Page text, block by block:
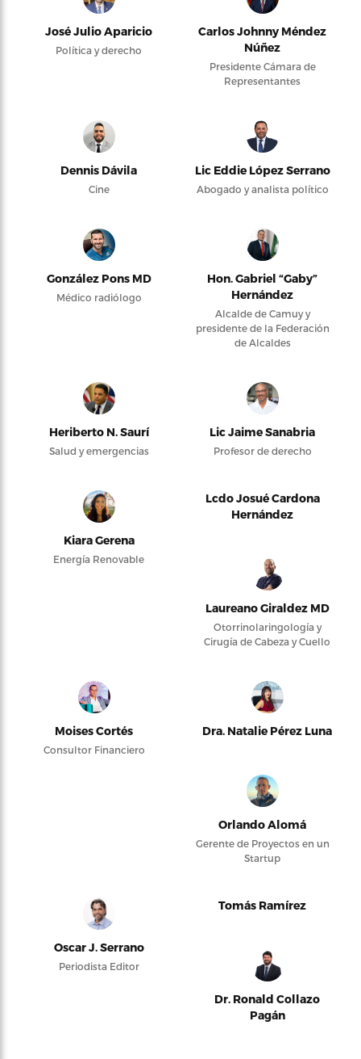
José Julio Aparicio
Política y derecho
Carlos Johnny Méndez
Núñez
Presidente Cámara de
Representantes
Dennis Dávila
Cine
Lic Eddie López Serrano
Abogado y analista político
González Pons MD
Médico radiólogo
Hon. Gabriel “Gaby”
Hernández
Alcalde de Camuy y
presidente de la Federación
de Alcaldes
Heriberto N. Saurí
Salud y emergencias
Lic Jaime Sanabria
Profesor de derecho
Kiara Gerena
Energía Renovable
Lcdo Josué Cardona
Hernández
Laureano Giraldez MD
Otorrinolaringología y
Cirugía de Cabeza y Cuello
Moises Cortés
Consultor Financiero
Dra. Natalie Pérez Luna
Orlando Alomá
Gerente de Proyectos en un
Startup
Oscar J. Serrano
Periodista Editor
Tomás Ramírez
Dr. Ronald Collazo
Pagán